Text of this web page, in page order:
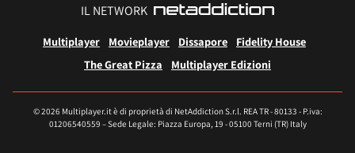
IL NETWORK
Multiplayer Movieplayer Dissapore
Fidelity House
The Great Pizza
Multiplayer Edizioni
© 2026 Multiplayer.it è di proprietà di NetAddiction S.r.l. REA TR - 80133 - P.iva:
01206540559 – Sede Legale: Piazza Europa, 19 - 05100 Terni (TR) Italy